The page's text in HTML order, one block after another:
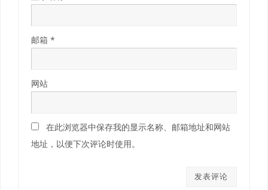
邮箱*
网站
在此浏览器中保存我的显示名称、邮箱地址和网站
地址，以便下次评论时使用。